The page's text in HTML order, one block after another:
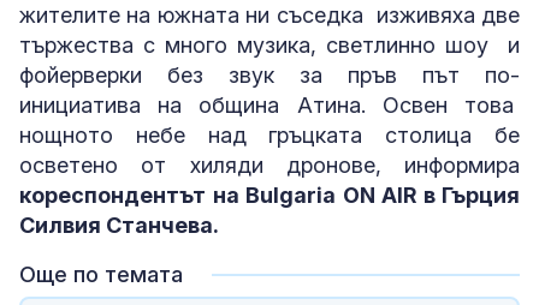
жителите на южната ни съседка изживяха две
тържества с много музика, светлинно шоу и
фойерверки без звук за пръв път по-
инициатива на община Атина. Освен това
нощното небе над гръцката столица бе
осветено от хиляди дронове, информира
кореспондентът на Bulgaria ON AIR в Гърция
Силвия Станчева.
Още по темата